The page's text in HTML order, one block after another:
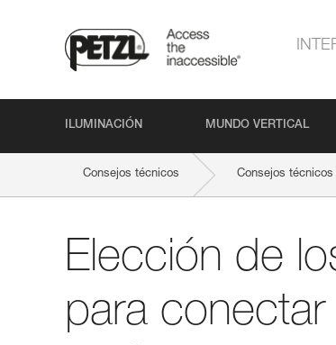
ILUMINACIÓN MUNDO VERTICAL
Consejos técnicos Consejos
Elección de
para conectar